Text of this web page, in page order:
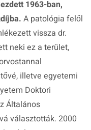
1963-ban,
A patológia felől
vissza dr.
neki ez a terület,
illetve egyetemi
Doktori
Általános
választották. 2000